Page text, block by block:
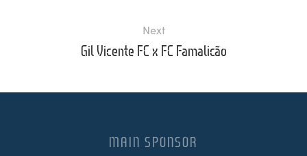
Next
Gil Vicente FC x FC Famalicão
MAIN SPONSOR